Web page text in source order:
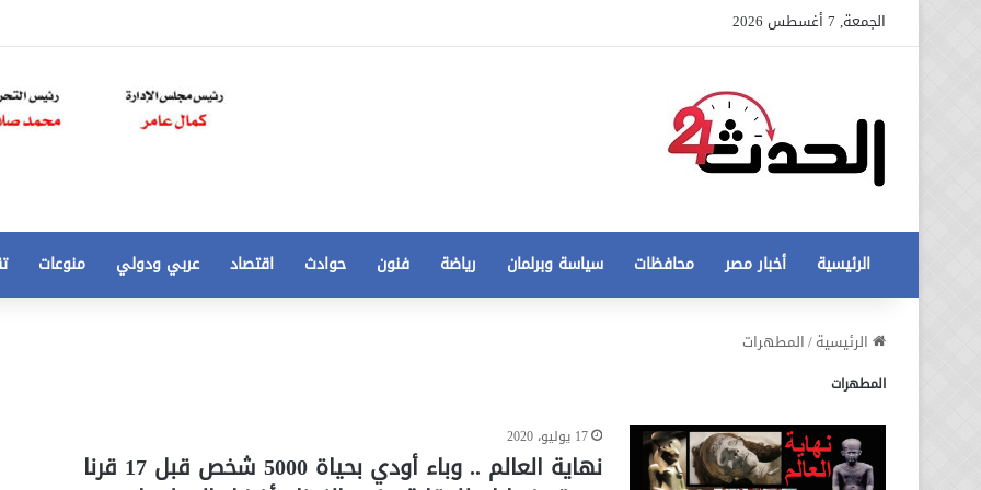
الجمعة, 7 أغسطس 2026
الرئيسية أخبار مصر محافظات سياسة وبرلمان رياضة فنون حوادث اقتصاد عربي ودولي منوعات
الرئيسية/المطهرات
المطهرات
17 يوليو، 2020
نهاية العالم .. وباء أودي بحياة 5000 شخص قبل 17 قرنا
أزمة
مخالفات
البناء
12 أغسطس، 2020
عاجل تطورات جديدة في أزمة مخالفات
الي
50